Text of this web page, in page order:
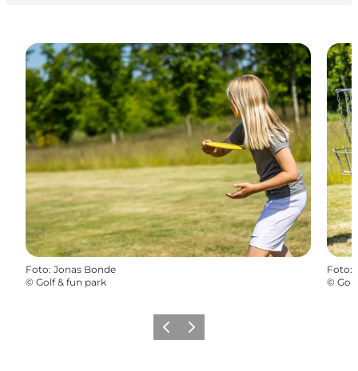
Foto: Jonas Bonde
© Golf & fun park
Foto:
©
ForrigeNæste